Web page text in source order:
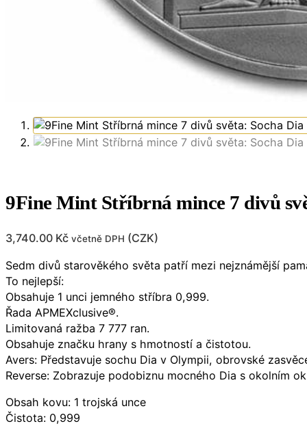
9Fine Mint Stříbrná mince 7 divů
3,740.00 Kč včetně DPH (CZK)
Sedm divů starověkého světa patří mezi nejznámější
To nejlepší:
Obsahuje 1 unci jemného stříbra 0,999.
Řada APMEXclusive®.
Limitovaná ražba 7 777 ran.
Obsahuje značku hrany s hmotností a čistotou.
Avers: Představuje sochu Dia v Olympii, obrovské
Reverse: Zobrazuje podobiznu mocného Dia s okolním
Obsah kovu: 1 trojská unce
Čistota: 0,999